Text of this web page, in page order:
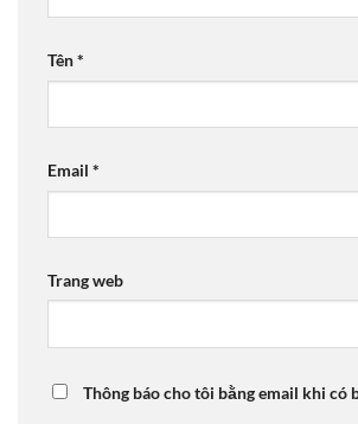
Tên*
Email *
Trang web
Thông báo cho tôi bằng email khi có